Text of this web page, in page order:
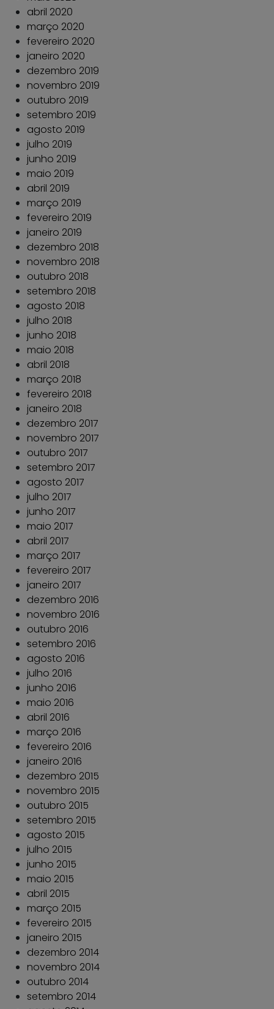
abril 2020
março 2020
fevereiro 2020
janeiro 2020
dezembro 2019
novembro 2019
outubro 2019
setembro 2019
agosto 2019
julho 2019
junho 2019
maio 2019
abril 2019
março 2019
fevereiro 2019
janeiro 2019
dezembro 2018
novembro 2018
outubro 2018
setembro 2018
agosto 2018
julho 2018
junho 2018
maio 2018
abril 2018
março 2018
fevereiro 2018
janeiro 2018
dezembro 2017
novembro 2017
outubro 2017
setembro 2017
agosto 2017
julho 2017
junho 2017
maio 2017
abril 2017
março 2017
fevereiro 2017
janeiro 2017
dezembro 2016
novembro 2016
outubro 2016
setembro 2016
agosto 2016
julho 2016
junho 2016
maio 2016
abril 2016
março 2016
fevereiro 2016
janeiro 2016
dezembro 2015
novembro 2015
outubro 2015
setembro 2015
agosto 2015
julho 2015
junho 2015
maio 2015
abril 2015
março 2015
fevereiro 2015
janeiro 2015
dezembro 2014
novembro 2014
outubro 2014
setembro 2014